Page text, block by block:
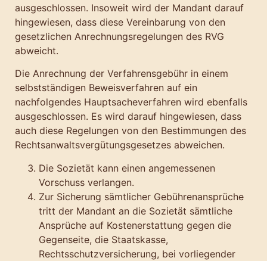
ausgeschlossen. Insoweit wird der Mandant darauf
hingewiesen, dass diese Vereinbarung von den
gesetzlichen Anrechnungsregelungen des RVG
abweicht.
Die Anrechnung der Verfahrensgebühr in einem
selbstständigen Beweisverfahren auf ein
nachfolgendes Hauptsacheverfahren wird ebenfalls
ausgeschlossen. Es wird darauf hingewiesen, dass
auch diese Regelungen von den Bestimmungen des
Rechtsanwaltsvergütungsgesetzes abweichen.
Die Sozietät kann einen angemessenen
Vorschuss verlangen.
Zur Sicherung sämtlicher Gebührenansprüche
tritt der Mandant an die Sozietät sämtliche
Ansprüche auf Kostenerstattung gegen die
Gegenseite, die Staatskasse,
Rechtsschutzversicherung, bei vorliegender